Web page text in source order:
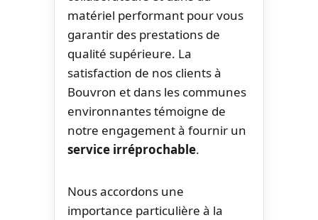
matériel performant pour vous
garantir des prestations de
qualité supérieure. La
satisfaction de nos clients à
Bouvron et dans les communes
environnantes témoigne de
notre engagement à fournir un
service irréprochable.
Nous accordons une
importance particulière à la